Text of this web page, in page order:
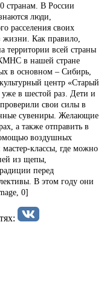
странам. В России
люди,
расселения своих
жизни. Как правило,
территории всей страны
КМНС в нашей стране
в основном – Сибирь,
центр «Старый
уже в шестой раз. Дети и
свои силы в
сувениры. Желающие
а также отправить в
воздушных
классы, где можно
из щепы,
перед
В этом году они
0]